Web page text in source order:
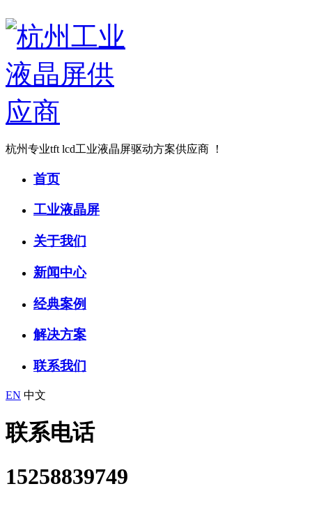
杭州专业tft lcd工业液晶屏驱动方案供应商 ！
首页
工业液晶屏
关于我们
新闻中心
经典案例
解决方案
联系我们
EN 中文
联系电话
15258839749